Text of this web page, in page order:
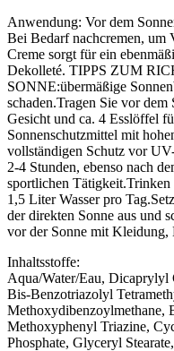
Anwendung: Vor dem
Bei Bedarf nachcremen, um
Creme sorgt für ein
Dekolleté. TIPPS ZUM
SONNE:übermäßige
schaden.Tragen Sie vor
Gesicht und ca. 4 Esslöffel
Sonnenschutzmittel mit
vollständigen Schutz vor
2-4 Stunden, ebenso nach
sportlichen Tätigkeit.Trinken
1,5 Liter Wasser pro
der direkten Sonne aus und
vor der Sonne mit Kleidung,
Inhaltsstoffe:
Aqua/Water/Eau, Dicaprylyl
Bis-Benzotriazolyl
Methoxydibenzoylmethane,
Methoxyphenyl Triazine,
Phosphate, Glyceryl